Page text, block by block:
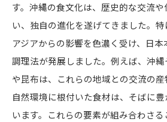
す。沖縄の食文化は、歴史的な交流
い、独自の進化を遂げてきました。
アジアからの影響を色濃く受け、日
調理法が発展しました。例えば、沖
や昆布は、これらの地域との交流の
自然環境に根付いた食材は、そばに
います。これらの要素が組み合わさ